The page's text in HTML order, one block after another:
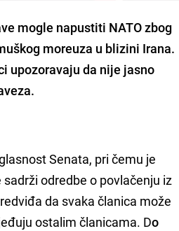
mogle napustiti NATO zbog
moreuza u blizini Irana.
upozoravaju da nije jasno
Senata, pri čemu je
odredbe o povlačenju iz
da svaka članica može
ostalim članicama. Do